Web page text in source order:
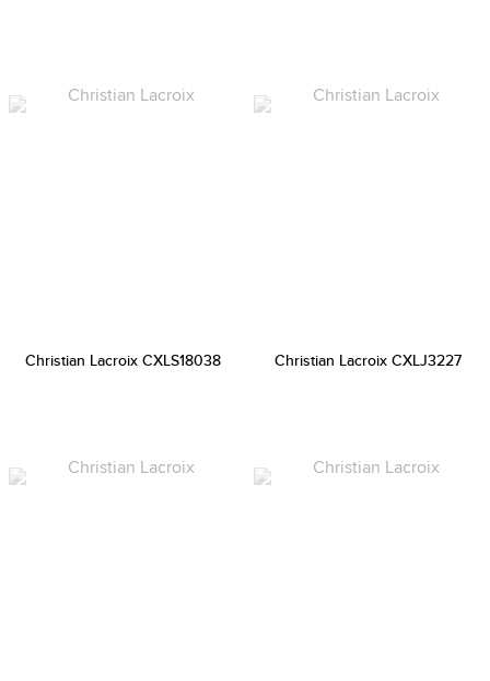
Christian Lacroix CXLS18038 Christian Lacroix CXLJ3227